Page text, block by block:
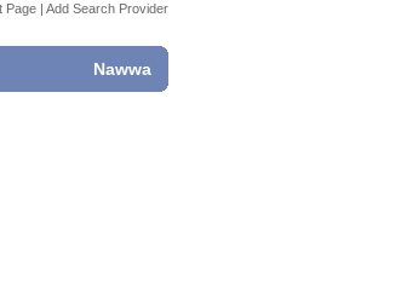
Page | Add Search Provider
Nawwa